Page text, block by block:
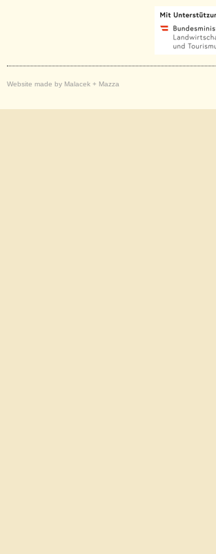
Website made by Malacek + Mazza